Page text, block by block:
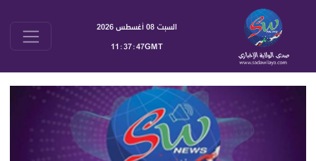
السبت 08 أغسطس 2026
11:37:48GMT